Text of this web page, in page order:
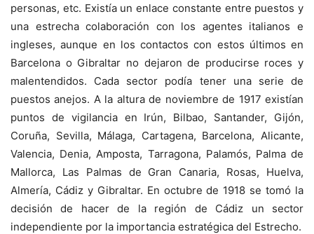
personas, etc. Existía un enlace constante entre puestos y
una estrecha colaboración con los agentes italianos e
ingleses, aunque en los contactos con estos últimos en
Barcelona o Gibraltar no dejaron de producirse roces y
malentendidos. Cada sector podía tener una serie de
puestos anejos. A la altura de noviembre de 1917 existían
puntos de vigilancia en Irún, Bilbao, Santander, Gijón,
Coruña, Sevilla, Málaga, Cartagena, Barcelona, Alicante,
Valencia, Denia, Amposta, Tarragona, Palamós, Palma de
Mallorca, Las Palmas de Gran Canaria, Rosas, Huelva,
Almería, Cádiz y Gibraltar. En octubre de 1918 se tomó la
decisión de hacer de la región de Cádiz un sector
independiente por la importancia estratégica del Estrecho.